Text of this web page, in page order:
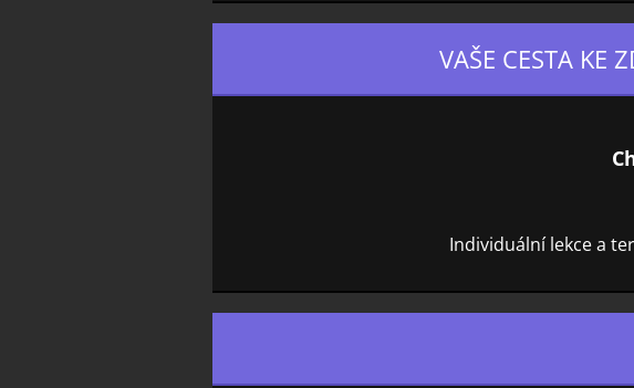
VAŠE CESTA KE
Individuální lekce a